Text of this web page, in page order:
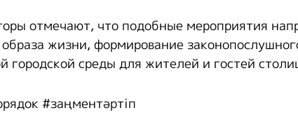
отмечают, что подобные мероприятия
образа жизни, формирование
городской среды для жителей и гостей
#заңментәртіп